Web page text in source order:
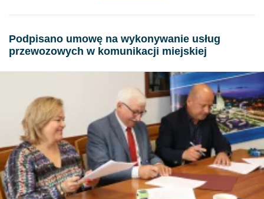
Podpisano umowę na wykonywanie usług
przewozowych w komunikacji miejskiej